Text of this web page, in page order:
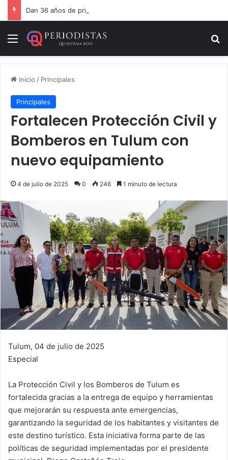
Menú
Inicio / Principales
Principales
Fortalecen Protección Civil y
Bomberos en Tulum con
nuevo equipamiento
4 de julio de 2025 0 246 1 minuto de lectura
Tulum, 04 de julio de 2025
Especial
La Protección Civil y los Bomberos de Tulum es
fortalecida gracias a la entrega de equipo y herramientas
que mejorarán su respuesta ante emergencias,
garantizando la seguridad de los habitantes y visitantes de
este destino turístico. Esta iniciativa forma parte de las
políticas de seguridad implementadas por el presidente